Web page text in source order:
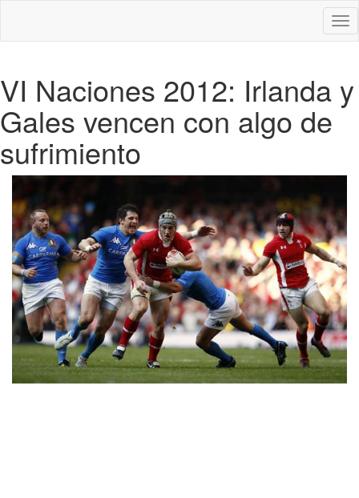
VI Naciones 2012: Irlanda y
Gales vencen con algo de
sufrimiento